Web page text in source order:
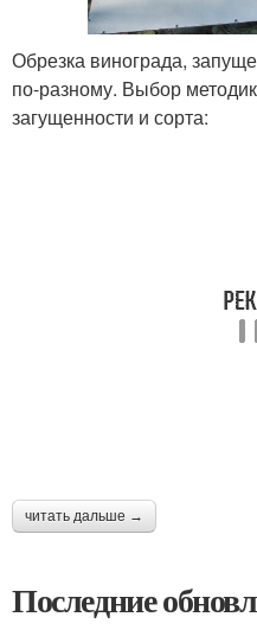
Обрезка винограда,
по-разному. Выбор
загущенности и сорта:
читать дальше →
Последние